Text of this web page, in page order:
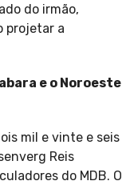
do irmão,
projetar a
e o Noroeste
mil e vinte e seis
Reis
do MDB. O